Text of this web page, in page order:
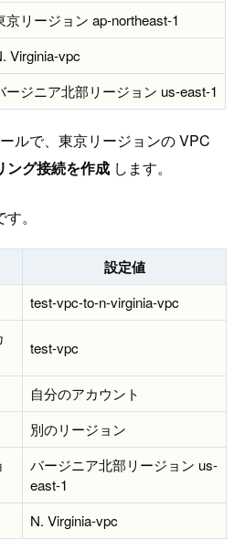
京リージョン ap-northeast-1
Virginia-vpc
ージニア北部リージョン us-east-1
ルで、東京リージョンの VPC
ング接続を作成 します。
。
設定値
test-vpc-to-n-virginia-vpc
test-vpc
自分のアカウント
別のリージョン
バージニア北部リージョン us-
east-1
N. Virginia-vpc